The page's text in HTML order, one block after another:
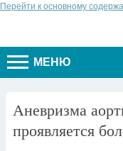
Перейти к основному
МЕНЮ
Аневризма
проявляется